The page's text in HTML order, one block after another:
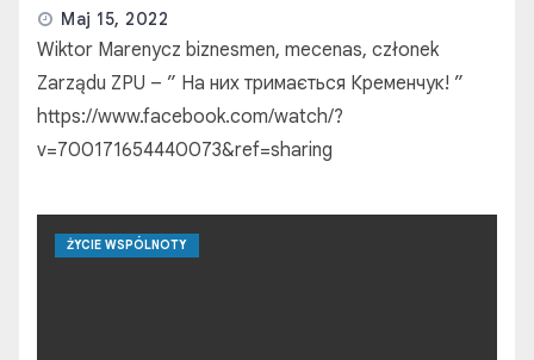
Maj 15, 2022
Wiktor Marenycz biznesmen, mecenas, członek
Zarządu ZPU – ” На них тримається Кременчук! ”
https://www.facebook.com/watch/?
v=700171654440073&ref=sharing
ŻYCIE WSPÓLNOTY